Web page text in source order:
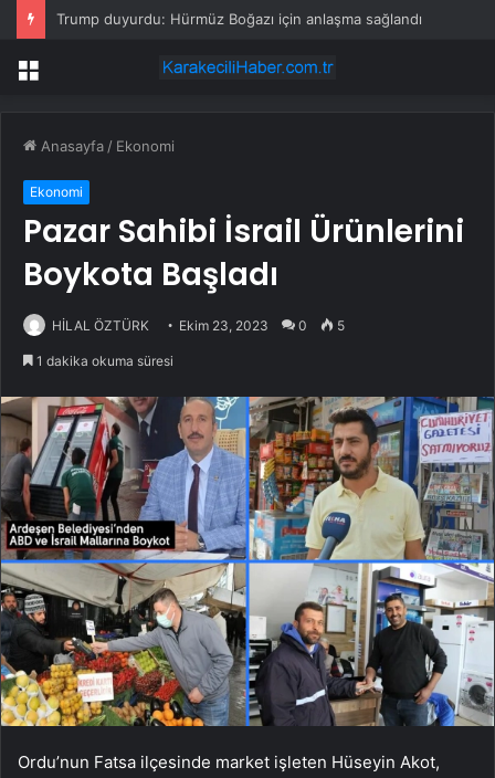
Trump duyurdu: Hürmüz Boğazı için anlaşma sağlandı
Menü
Anasayfa / Ekonomi
Ekonomi
Pazar Sahibi İsrail Ürünlerini
Boykota Başladı
HİLAL ÖZTÜRK Ekim 23, 2023 0 5
1 dakika okuma süresi
Ordu’nun Fatsa ilçesinde market işleten Hüseyin Akot,